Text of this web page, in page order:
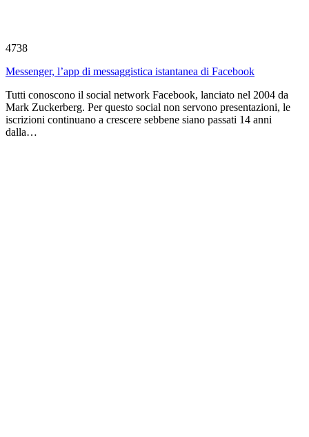
4738
Messenger, l’app di messaggistica istantanea di Facebook
Tutti conoscono il social network Facebook, lanciato nel 2004 da
Mark Zuckerberg. Per questo social non servono presentazioni, le
iscrizioni continuano a crescere sebbene siano passati 14 anni
dalla…